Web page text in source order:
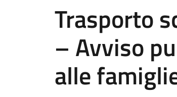
Trasporto
– Avviso
alle